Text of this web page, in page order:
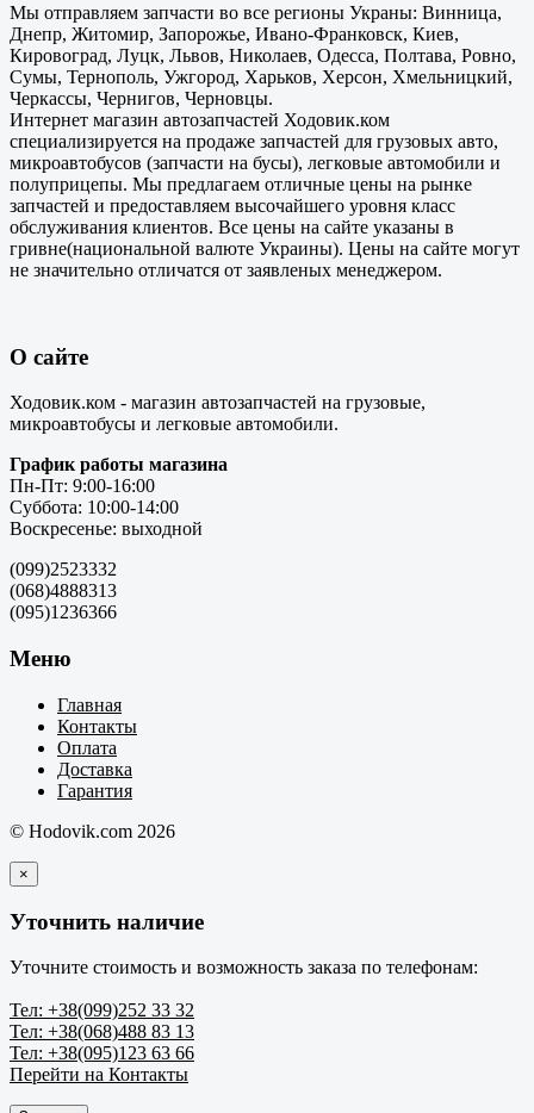
Мы отправляем запчасти во все регионы Украны: Винница,
Днепр, Житомир, Запорожье, Ивано-Франковск, Киев,
Кировоград, Луцк, Львов, Николаев, Одесса, Полтава, Ровно,
Сумы, Тернополь, Ужгород, Харьков, Херсон, Хмельницкий,
Черкассы, Чернигов, Черновцы.
Интернет магазин автозапчастей Ходовик.ком
специализируется на продаже запчастей для грузовых авто,
микроавтобусов (запчасти на бусы), легковые автомобили и
полуприцепы. Мы предлагаем отличные цены на рынке
запчастей и предоставляем высочайшего уровня класс
обслуживания клиентов. Все цены на сайте указаны в
гривне(национальной валюте Украины). Цены на сайте могут
не значительно отличатся от заявленых менеджером.
О сайте
Ходовик.ком - магазин автозапчастей на грузовые,
микроавтобусы и легковые автомобили.
График работы магазина
Пн-Пт: 9:00-16:00
Суббота: 10:00-14:00
Воскресенье: выходной
(099)2523332
(068)4888313
(095)1236366
Меню
Главная
Контакты
Оплата
Доставка
Гарантия
© Hodovik.com 2026
×
Уточнить наличие
Уточните стоимость и возможность заказа по телефонам:
Тел: +38(099)252 33 32
Тел: +38(068)488 83 13
Тел: +38(095)123 63 66
Перейти на Контакты